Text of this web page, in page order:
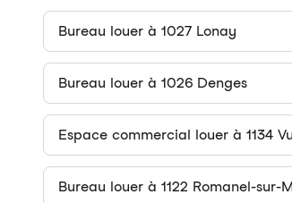
Bureau louer à 1027 Lonay
Bureau louer à 1026 Denges
Bureau louer à 1122 Romanel-sur-